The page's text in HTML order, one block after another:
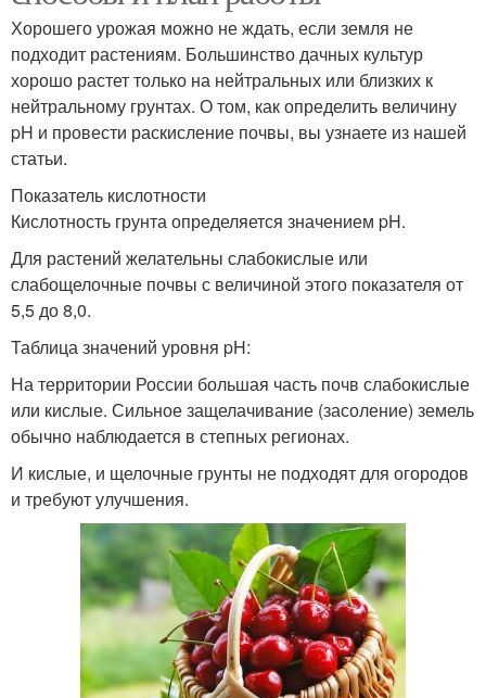
Хорошего урожая можно не ждать, если земля не
подходит растениям. Большинство дачных культур
хорошо растет только на нейтральных или близких к
нейтральному грунтах. О том, как определить величину
pH и провести раскисление почвы, вы узнаете из нашей
статьи.
Показатель кислотности
Кислотность грунта определяется значением pH.
Для растений желательны слабокислые или
слабощелочные почвы с величиной этого показателя от
5,5 до 8,0.
Таблица значений уровня pH:
На территории России большая часть почв слабокислые
или кислые. Сильное защелачивание (засоление) земель
обычно наблюдается в степных регионах.
И кислые, и щелочные грунты не подходят для огородов
и требуют улучшения.